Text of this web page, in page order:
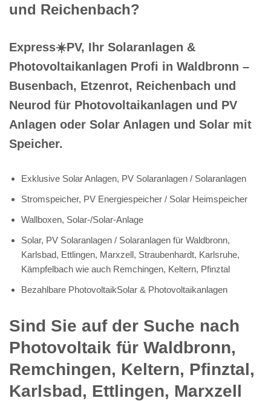
und Reichenbach?
Express☀️PV️, Ihr Solaranlagen &
Photovoltaikanlagen Profi in Waldbronn –
Busenbach, Etzenrot, Reichenbach und
Neurod für Photovoltaikanlagen und PV
Anlagen oder Solar Anlagen und Solar mit
Speicher.
Exklusive Solar Anlagen, PV Solaranlagen / Solaranlagen
Stromspeicher, PV Energiespeicher / Solar Heimspeicher
Wallboxen, Solar-/Solar-Anlage
Solar, PV Solaranlagen / Solaranlagen für Waldbronn,
Karlsbad, Ettlingen, Marxzell, Straubenhardt, Karlsruhe,
Kämpfelbach wie auch Remchingen, Keltern, Pfinztal
Bezahlbare PhotovoltaikSolar & Photovoltaikanlagen
Sind Sie auf der Suche nach
Photovoltaik für Waldbronn,
Remchingen, Keltern, Pfinztal,
Karlsbad, Ettlingen, Marxzell